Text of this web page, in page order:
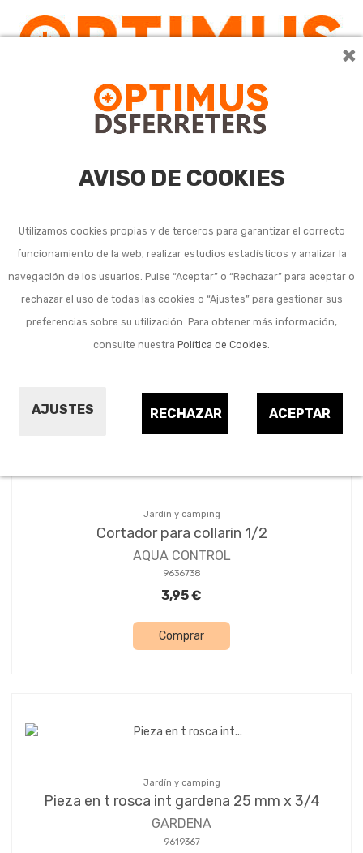
×
AVISO DE COOKIES
Utilizamos cookies propias y de terceros para garantizar el correcto
funcionamiento de la web, realizar estudios estadísticos y analizar la
navegación de los usuarios. Pulse “Aceptar” o “Rechazar” para aceptar o
rechazar el uso de todas las cookies o “Ajustes” para gestionar sus
preferencias sobre su utilización. Para obtener más información,
consulte nuestra Política de Cookies.
AJUSTES ACEPTAR
RECHAZAR
Accesorios y conexiones
riego enterrado (fitting)
Jardín y camping
Cortador para collarin 1/2
AQUA CONTROL
9636738
3,95 €
Comprar
Jardín y camping
Pieza en t rosca int gardena 25 mm x 3/4
GARDENA
9619367